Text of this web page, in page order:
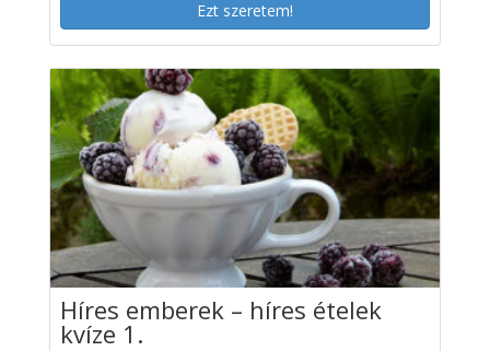
Ezt szeretem!
Híres emberek – híres ételek
kvíze 1.